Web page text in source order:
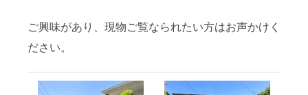
ご興味があり、現物ご覧なられたい方はお声かけく
ださい。